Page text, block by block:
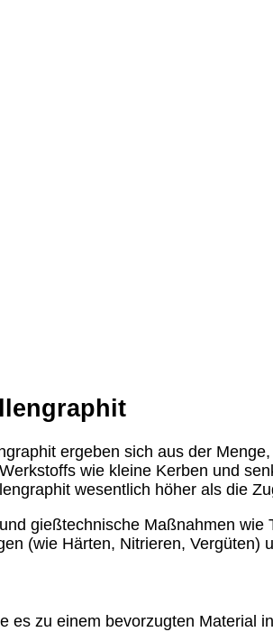
ergeben sich aus der
wie kleine Kerben und
wesentlich höher als die
gießtechnische Maßnahmen
(wie Härten, Nitrieren,
zu einem bevorzugten Material